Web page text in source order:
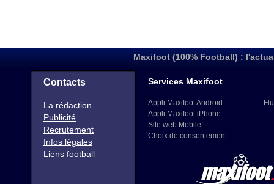
Maxifoot (100% Football) :
Contacts
La rédaction
Publicité
Recrutement
Infos légales
Liens football
Services Maxifoot
Appli Maxifoot Android
Appli Maxifoot iPhone
Site web Mobile
Choix de consentement